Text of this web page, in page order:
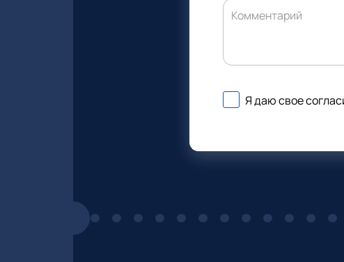
Комментарий
Я даю свое